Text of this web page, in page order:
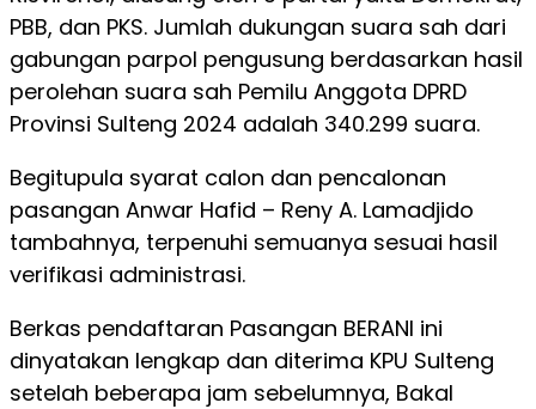
PBB, dan PKS. Jumlah dukungan suara sah dari
gabungan parpol pengusung berdasarkan hasil
perolehan suara sah Pemilu Anggota DPRD
Provinsi Sulteng 2024 adalah 340.299 suara.
Begitupula syarat calon dan pencalonan
pasangan Anwar Hafid – Reny A. Lamadjido
tambahnya, terpenuhi semuanya sesuai hasil
verifikasi administrasi.
Berkas pendaftaran Pasangan BERANI ini
dinyatakan lengkap dan diterima KPU Sulteng
setelah beberapa jam sebelumnya, Bakal